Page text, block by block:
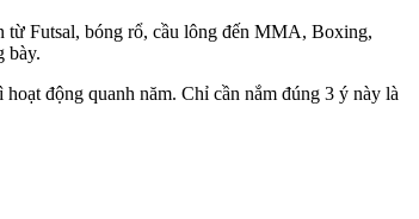
từ Futsal, bóng rổ, cầu lông đến MMA, Boxing,
bày.
động quanh năm. Chỉ cần nắm đúng 3 ý này là